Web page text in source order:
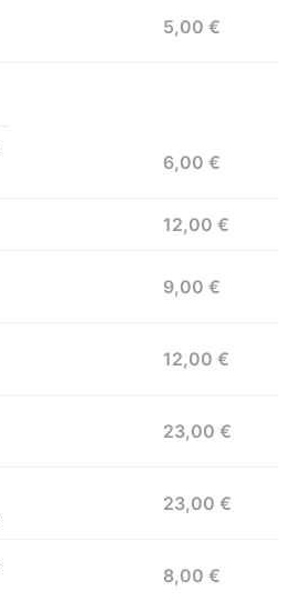
5,00 €
6,00 €
12,00 €
9,00 €
12,00 €
23,00 €
23,00 €
8,00 €